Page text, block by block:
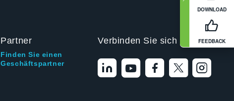
DOWNLOAD
FEEDBACK
Partner
Finden Sie einen
Geschäftspartner
Verbinden Sie sich mit uns